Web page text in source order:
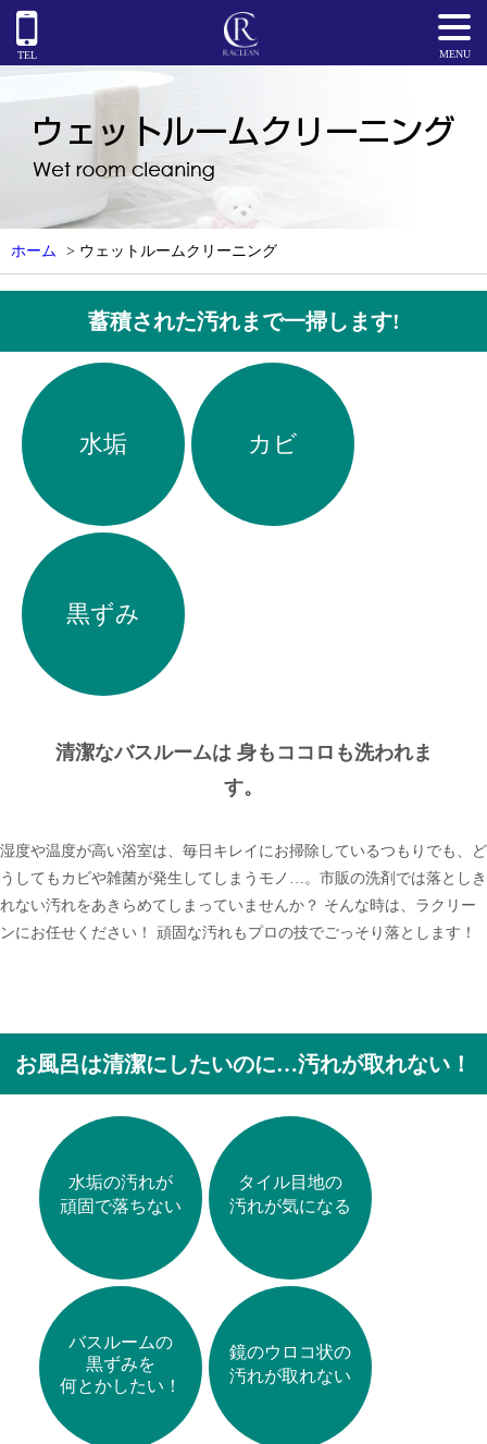
TEL MENU
ホーム > ウェットルームクリーニング
蓄積された汚れまで一掃します!
水垢 カビ
黒ずみ
清潔なバスルームは 身もココロも洗われま
す。
湿度や温度が高い浴室は、毎日キレイにお掃除しているつもりでも、ど
うしてもカビや雑菌が発生してしまうモノ…。市販の洗剤では落としき
れない汚れをあきらめてしまっていませんか？ そんな時は、ラクリー
ンにお任せください！ 頑固な汚れもプロの技でごっそり落とします！
お風呂は清潔にしたいのに…汚れが取れない！
水垢の汚れが
頑固で落ちない
タイル目地の
汚れが気になる
バスルームの
黒ずみを
何とかしたい！
鏡のウロコ状の
汚れが取れない